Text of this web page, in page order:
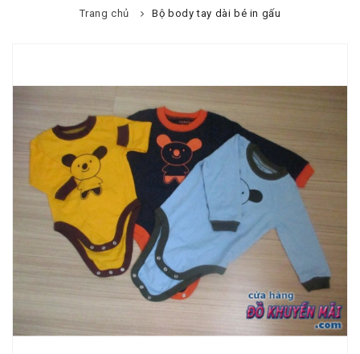
Trang chủ Bộ body tay dài bé in gấu